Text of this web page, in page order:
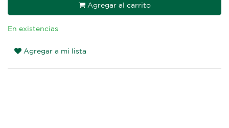
Agregar al carrito
En existencias
Agregar a mi lista